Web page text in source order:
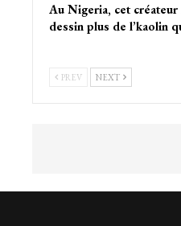
Au Nigeria, cet créateur
dessin plus de l’kaolin
PREV NEXT